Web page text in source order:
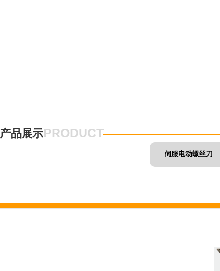
产品展示PRODUCT
伺服电动螺丝刀